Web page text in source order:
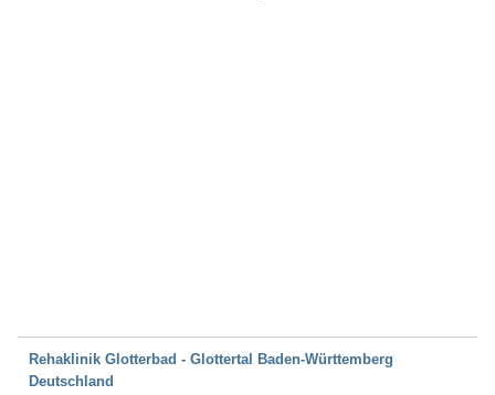
Rehaklinik Glotterbad - Glottertal Baden-Württemberg
Deutschland